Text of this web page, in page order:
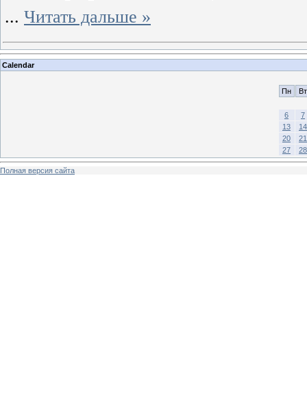
... Читать дальше »
Calendar
Пн Вт
6
7
13
14
20
21
27
28
Полная версия сайта